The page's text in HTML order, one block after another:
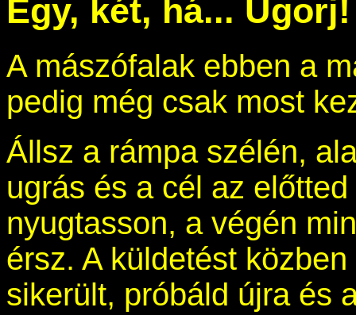
Egy, két, há... Ugorj!
A mászófalak ebben a
pedig még csak most
Állsz a rámpa szélén,
ugrás és a cél az
nyugtasson, a végén
érsz. A küldetést
sikerült, próbáld újra és